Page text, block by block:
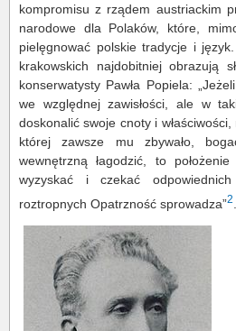
kompromisu z rządem austriackim
narodowe dla Polaków, które,
pielęgnować polskie tradycje i
krakowskich najdobitniej obrazują
konserwatysty Pawła Popiela:
we względnej zawisłości, ale w
doskonalić swoje cnoty i
której zawsze mu zbywało,
wewnętrzną łagodzić, to
wyzyskać i czekać
roztropnych Opatrzność sprowadza”2